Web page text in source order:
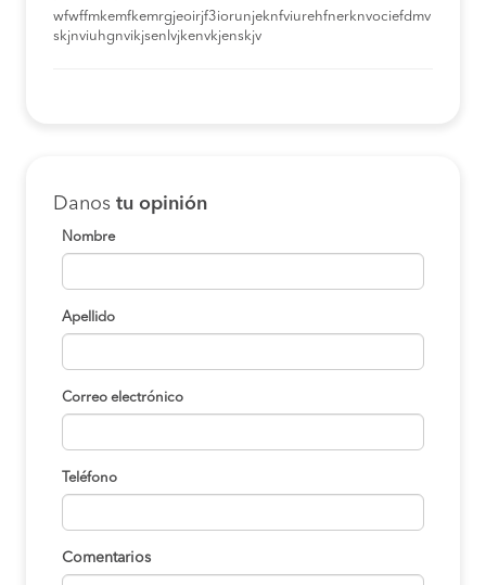
wfwffmkemfkemrgjeoirjf3iorunjeknfviurehfnerknvociefdmv
skjnviuhgnvikjsenlvjkenvkjenskjv
Danos tu opinión
Nombre
Apellido
Correo electrónico
Teléfono
Comentarios